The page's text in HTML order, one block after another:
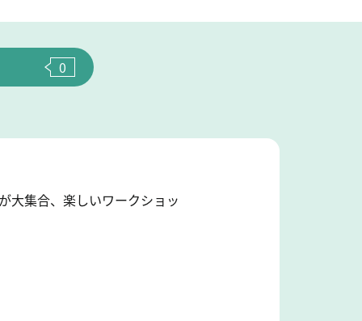
0
大集合、楽しいワークショッ